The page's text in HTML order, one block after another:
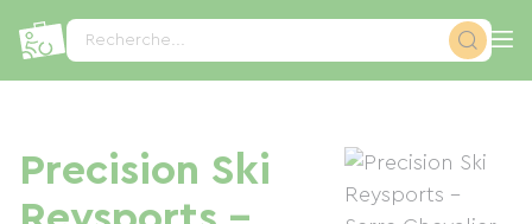
Recherche...
Precision Ski
Panneau de gestion des cookies